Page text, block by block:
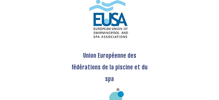
Union Européenne des
fédérations de la piscine et du
spa